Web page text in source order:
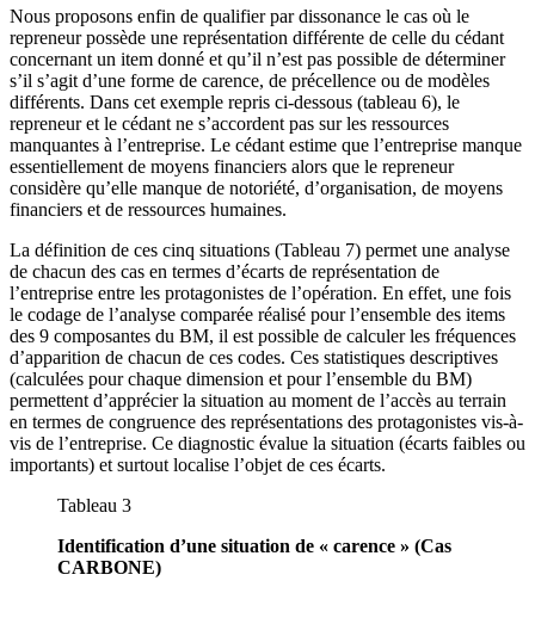
Nous proposons enfin de qualifier par dissonance le cas où le
repreneur possède une représentation différente de celle du cédant
concernant un item donné et qu’il n’est pas possible de déterminer
s’il s’agit d’une forme de carence, de précellence ou de modèles
différents. Dans cet exemple repris ci-dessous (tableau 6), le
repreneur et le cédant ne s’accordent pas sur les ressources
manquantes à l’entreprise. Le cédant estime que l’entreprise manque
essentiellement de moyens financiers alors que le repreneur
considère qu’elle manque de notoriété, d’organisation, de moyens
financiers et de ressources humaines.
La définition de ces cinq situations (Tableau 7) permet une analyse
de chacun des cas en termes d’écarts de représentation de
l’entreprise entre les protagonistes de l’opération. En effet, une fois
le codage de l’analyse comparée réalisé pour l’ensemble des items
des 9 composantes du BM, il est possible de calculer les fréquences
d’apparition de chacun de ces codes. Ces statistiques descriptives
(calculées pour chaque dimension et pour l’ensemble du BM)
permettent d’apprécier la situation au moment de l’accès au terrain
en termes de congruence des représentations des protagonistes vis-à-
vis de l’entreprise. Ce diagnostic évalue la situation (écarts faibles ou
importants) et surtout localise l’objet de ces écarts.
Tableau 3
Identification d’une situation de « carence » (Cas
CARBONE)